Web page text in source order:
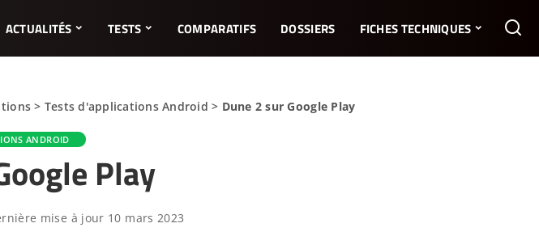
ACTUALITÉS TESTS COMPARATIFS DOSSIERS FICHES TECHNIQUES
> Tests d'applications Android > Dune 2 sur Google Play
ANDROID
Play
mise à jour 10 mars 2023